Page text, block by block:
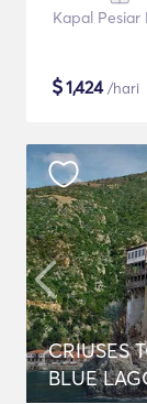
Kapal Pesiar
$1,424/hari
CRIUSES
BLUE